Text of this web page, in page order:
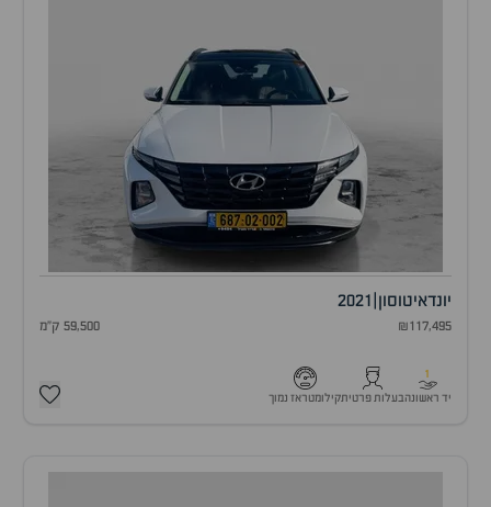
יונדאיטוסון 2021
₪117,495 59,500 ק"מ
1
יד ראשונהבעלות פרטיתקילומטראז נמוך